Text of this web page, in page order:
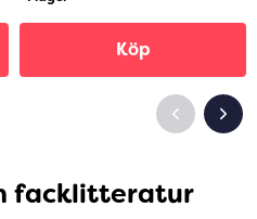
Köp
facklitteratur